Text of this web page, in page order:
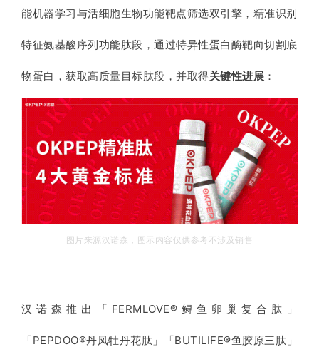
能机器学习与活细胞生物功能靶点筛选双引擎，精准识别
特征氨基酸序列功能肽段，通过特异性蛋白酶靶向切割底
物蛋白，获取高质量目标肽段，并取得关键性进展 ：
图片来源汉诺森，图示内容仅供参考不涉及销售
汉诺森推出「FERMLOVE®鲟鱼卵巢复合肽」
「PEPDOO®丹凤牡丹花肽」「BUTILIFE®鱼胶原三肽」